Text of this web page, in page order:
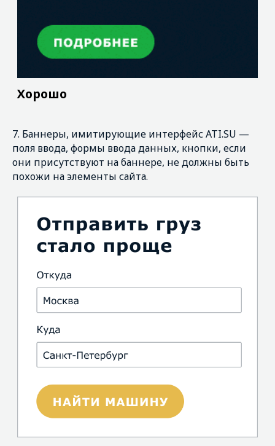
7. Баннеры, имитирующие интерфейс ATI.SU —
поля ввода, формы ввода данных, кнопки, если
они присутствуют на баннере, не должны быть
похожи на элементы сайта.
Хорошо
Плохо